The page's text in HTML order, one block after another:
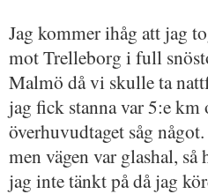
Jag kommer ihåg att jag
mot Trelleborg i full
Malmö då vi skulle ta
jag fick stanna var 5:e km
överhuvudtaget såg
men vägen var glashal,
jag inte tänkt på då jag